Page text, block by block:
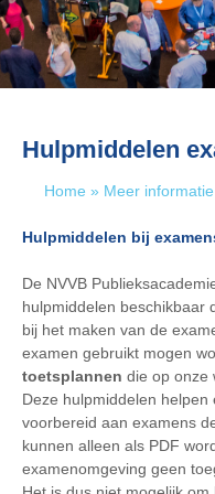
Hulpmiddelen
Home » Meer informatie
Hulpmiddelen bij
De NVVB
hulpmiddelen beschikbaar
bij het maken van de
examen gebruikt mogen
toetsplannen die op onze
Deze hulpmiddelen
voorbereid aan examens
kunnen alleen als PDF
examenomgeving geen